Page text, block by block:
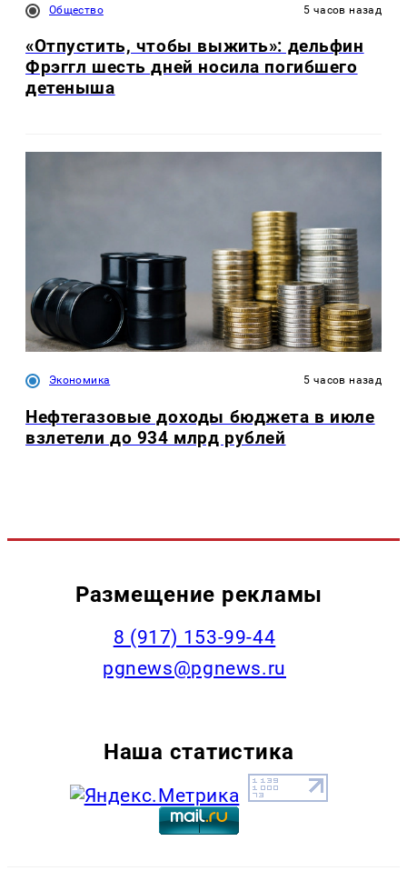
Общество 5 часов назад
«Отпустить, чтобы выжить»: дельфин
Фрэггл шесть дней носила погибшего
детеныша
Экономика 5 часов назад
Нефтегазовые доходы бюджета в июле
взлетели до 934 млрд рублей
Размещение рекламы
‭8 (917) 153-99-44
pgnews@pgnews.ru
Наша статистика